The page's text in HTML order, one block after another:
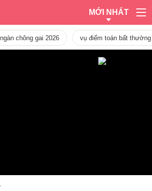
MỚI NHẤT
chông gai 2026 vụ điểm toán bất